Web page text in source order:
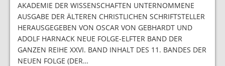
AKADEMIE DER WISSENSCHAFTEN UNTERNOMMENE
AUSGABE DER ÄLTEREN CHRISTLICHEN SCHRIFTSTELLER
HERAUSGEGEBEN VON OSCAR VON GEBHARDT UND
ADOLF HARNACK NEUE FOLGE-ELFTER BAND DER
GANZEN REIHE XXVI. BAND INHALT DES 11. BANDES DER
NEUEN FOLGE (DER…